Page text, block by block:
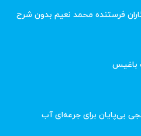
فرستنده محمد نعیم بدون شرح
باغیس
بی‌پایان برای جرعه‌ای آب